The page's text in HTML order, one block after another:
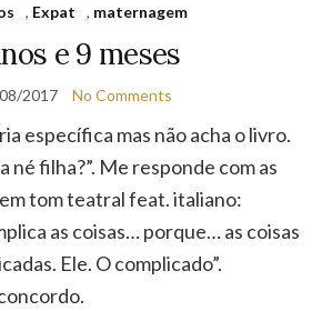
, Expat , maternagem
e 9 meses
2017 No Comments
específica mas não acha o livro.
né filha?”. Me responde com as
tom teatral feat. italiano:
as coisas… porque… as coisas
Ele. O complicado”.